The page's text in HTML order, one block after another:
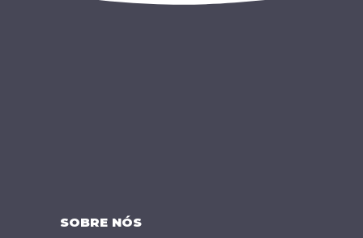
SOBRE NÓS